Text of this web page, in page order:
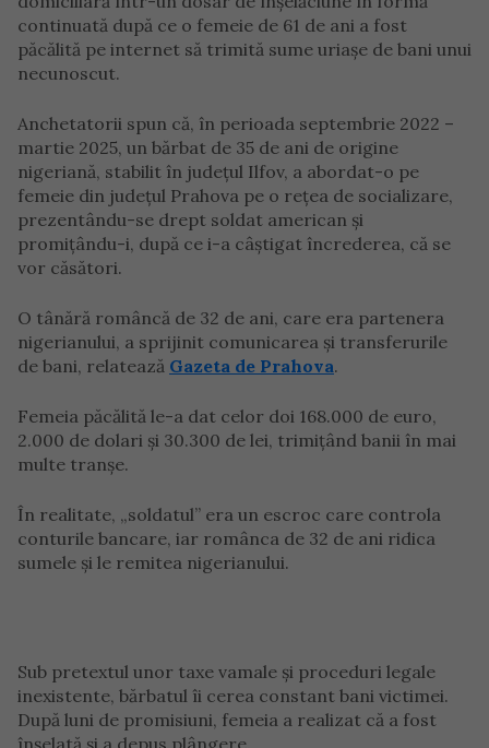
continuată după ce o femeie de 61 de ani a fost
păcălită pe internet să trimită sume uriașe de bani unui
necunoscut.
Anchetatorii spun că, în perioada septembrie 2022 –
martie 2025, un bărbat de 35 de ani de origine
nigeriană, stabilit în județul Ilfov, a abordat-o pe
femeie din județul Prahova pe o rețea de socializare,
prezentându-se drept soldat american și
promițându-i, după ce i-a câștigat încrederea, că se
vor căsători.
O tânără româncă de 32 de ani, care era partenera
nigerianului, a sprijinit comunicarea și transferurile
de bani, relatează Gazeta de Prahova.
Femeia păcălită le-a dat celor doi 168.000 de euro,
2.000 de dolari și 30.300 de lei, trimițând banii în mai
multe tranșe.
În realitate, „soldatul” era un escroc care controla
conturile bancare, iar românca de 32 de ani ridica
sumele și le remitea nigerianului.
Sub pretextul unor taxe vamale și proceduri legale
inexistente, bărbatul îi cerea constant bani victimei.
După luni de promisiuni, femeia a realizat că a fost